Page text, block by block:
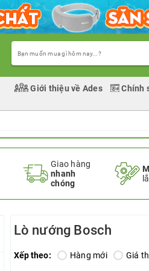
Giới thiệu về Ades Chính
Giao hàng
nhanh
chóng
Lò nướng Bosch
Xếp theo: Hàng mới Giá